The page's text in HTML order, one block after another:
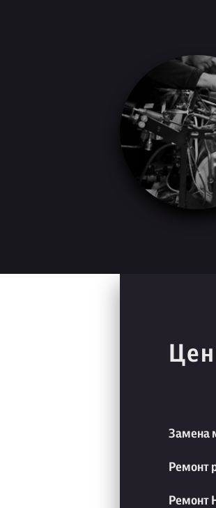
Замена
Ремонт
Ремонт